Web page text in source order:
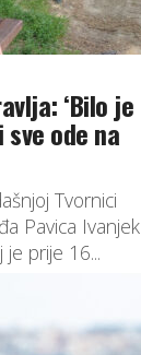
‘Bilo je
ode na
Tvornici
Pavica Ivanjek
prije 16...